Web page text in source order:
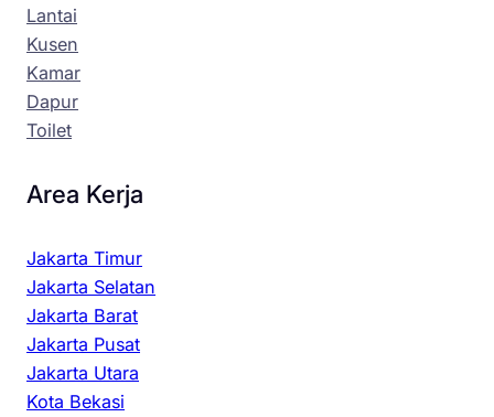
Lantai
Kusen
Kamar
Dapur
Toilet
Area Kerja
Jakarta Timur
Jakarta Selatan
Jakarta Barat
Jakarta Pusat
Jakarta Utara
Kota Bekasi